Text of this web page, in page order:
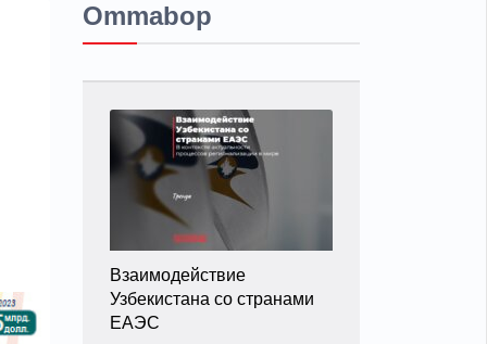
Ommabop
Взаимодействие
Узбекистана со странами
ЕАЭС